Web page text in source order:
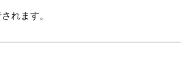
れます。